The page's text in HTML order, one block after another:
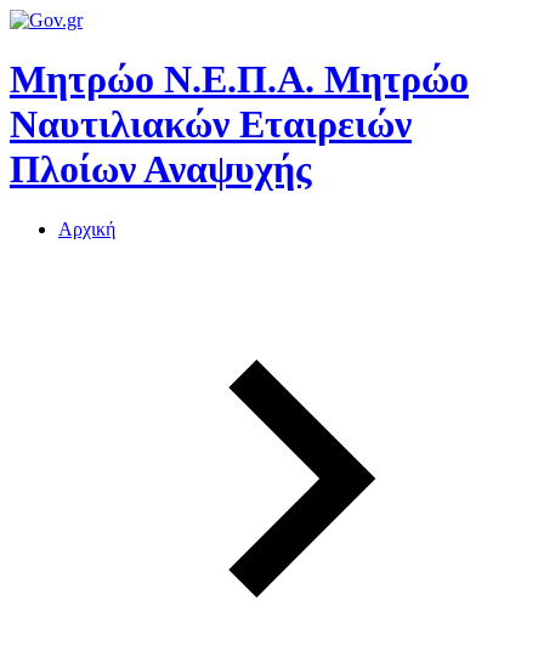
Μητρώο Ν.Ε.Π.Α. Μητρώο
Ναυτιλιακών Εταιρειών
Πλοίων Αναψυχής
Αρχική